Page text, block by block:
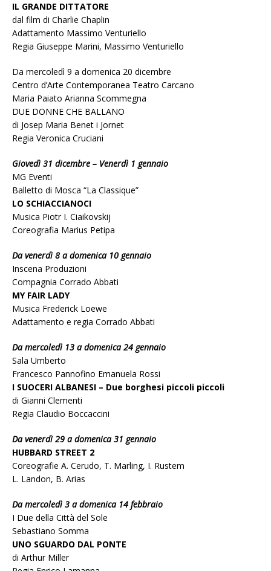
IL GRANDE DITTATORE
dal film di Charlie Chaplin
Adattamento Massimo Venturiello
Regia Giuseppe Marini, Massimo Venturiello
Da mercoledì 9 a domenica 20 dicembre
Centro d’Arte Contemporanea Teatro Carcano
Maria Paiato Arianna Scommegna
DUE DONNE CHE BALLANO
di Josep Maria Benet i Jornet
Regia Veronica Cruciani
Giovedì 31 dicembre – Venerdì 1 gennaio
MG Eventi
Balletto di Mosca “La Classique”
LO SCHIACCIANOCI
Musica Piotr I. Ciaikovskij
Coreografia Marius Petipa
Da venerdì 8 a domenica 10 gennaio
Inscena Produzioni
Compagnia Corrado Abbati
MY FAIR LADY
Musica Frederick Loewe
Adattamento e regia Corrado Abbati
Da mercoledì 13 a domenica 24 gennaio
Sala Umberto
Francesco Pannofino Emanuela Rossi
I SUOCERI ALBANESI – Due borghesi piccoli piccoli
di Gianni Clementi
Regia Claudio Boccaccini
Da venerdì 29 a domenica 31 gennaio
HUBBARD STREET 2
Coreografie A. Cerudo, T. Marling, I. Rustem
L. Landon, B. Arias
Da mercoledì 3 a domenica 14 febbraio
I Due della Città del Sole
Sebastiano Somma
UNO SGUARDO DAL PONTE
di Arthur Miller